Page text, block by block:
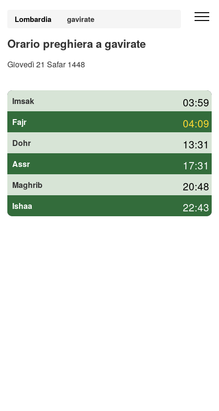
Lombardia gavirate
Orario preghiera a gavirate
Giovedì 21 Safar 1448
Imsak 03:59
Fajr 04:09
Dohr 13:31
Assr 17:31
Maghrib 20:48
Ishaa 22:43